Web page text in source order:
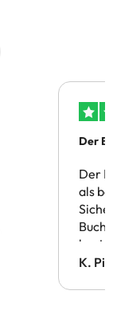
Der
Der
als
K.